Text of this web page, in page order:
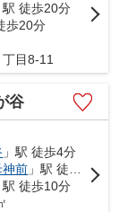
駅 徒歩20分
歩20分
丁目8-11
谷
」駅 徒歩4分
神前 」駅 徒歩4分
駅 徒歩10分